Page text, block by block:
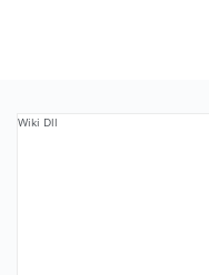
Wiki Dll